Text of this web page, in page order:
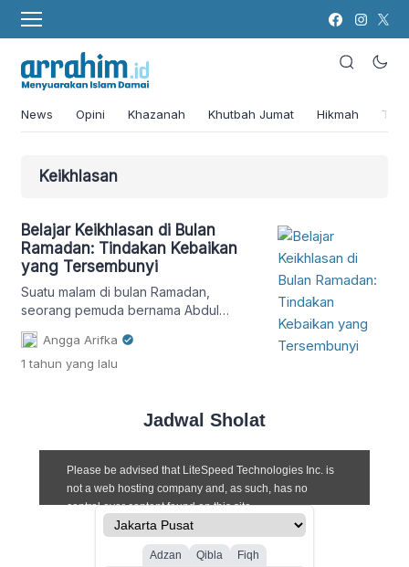
News Opini Khazanah Khutbah Jumat Hikmah
Keikhlasan
Belajar Keikhlasan di Bulan
Ramadan: Tindakan Kebaikan
yang Tersembunyi
Suatu malam di bulan Ramadan,
seorang pemuda bernama Abdul
berjalan di jalanan yang sepi di
lingkungan tempat tinggalnya setelah
berbuka puasa. Ia membawa
mendekati sebuah gang, ia melihat
dengan lembut meletakkan makanan di
sampingnya dan […]
Angga Arifka
1 tahun yang lalu
Jadwal Sholat